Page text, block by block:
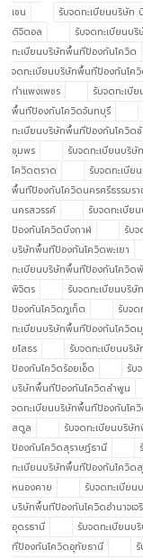
เชน
รับจดทะเบียนบริษัท
ดิจิตอล
รับจดทะเบียนบริ
ทะเบียนบริษัทพื้นทีป้องกันโควิด
จดทะเบียนบริษัทพื้นทีป้องกันโค
กำแพงเพชร
รับจดทะเบี
พื้นทีป้องกันโควิดจันทบุรี
ทะเบียนบริษัทพื้นทีป้องกันโควิด
ชุมพร
รับจดทะเบียนบริ
โควิดตราด
รับจดทะเบี
พื้นทีป้องกันโควิดนครศรีธรรมรา
นครสวรรค์
รับจดทะเบีย
ป้องกันโควิดบึงกาฬ
รับ
บริษัทพื้นทีป้องกันโควิดพะเยา
ทะเบียนบริษัทพื้นทีป้องกันโควิด
พิจิตร
รับจดทะเบียนบริ
ป้องกันโควิดภูเก็ต
รับจ
ทะเบียนบริษัทพื้นทีป้องกันโควิด
ยโสธร
รับจดทะเบียนบริ
ป้องกันโควิดร้อยเอ็ด
รับ
บริษัทพื้นทีป้องกันโควิดลำพูน
จดทะเบียนบริษัทพื้นทีป้องกันโค
สตูล
รับจดทะเบียนบริษั
ป้องกันโควิดสุราษฎ์ธานี
ทะเบียนบริษัทพื้นทีป้องกันโควิด
หนองคาย
รับจดทะเบีย
บริษัทพื้นทีป้องกันโควิดอำนาจเจ
อุดรธานี
รับจดทะเบียน
ทีป้องกันโควิดอุทัยธานี